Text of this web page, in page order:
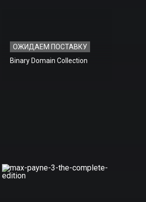
ОЖИДАЕМ ПОСТАВКУ
Binary Domain Collection